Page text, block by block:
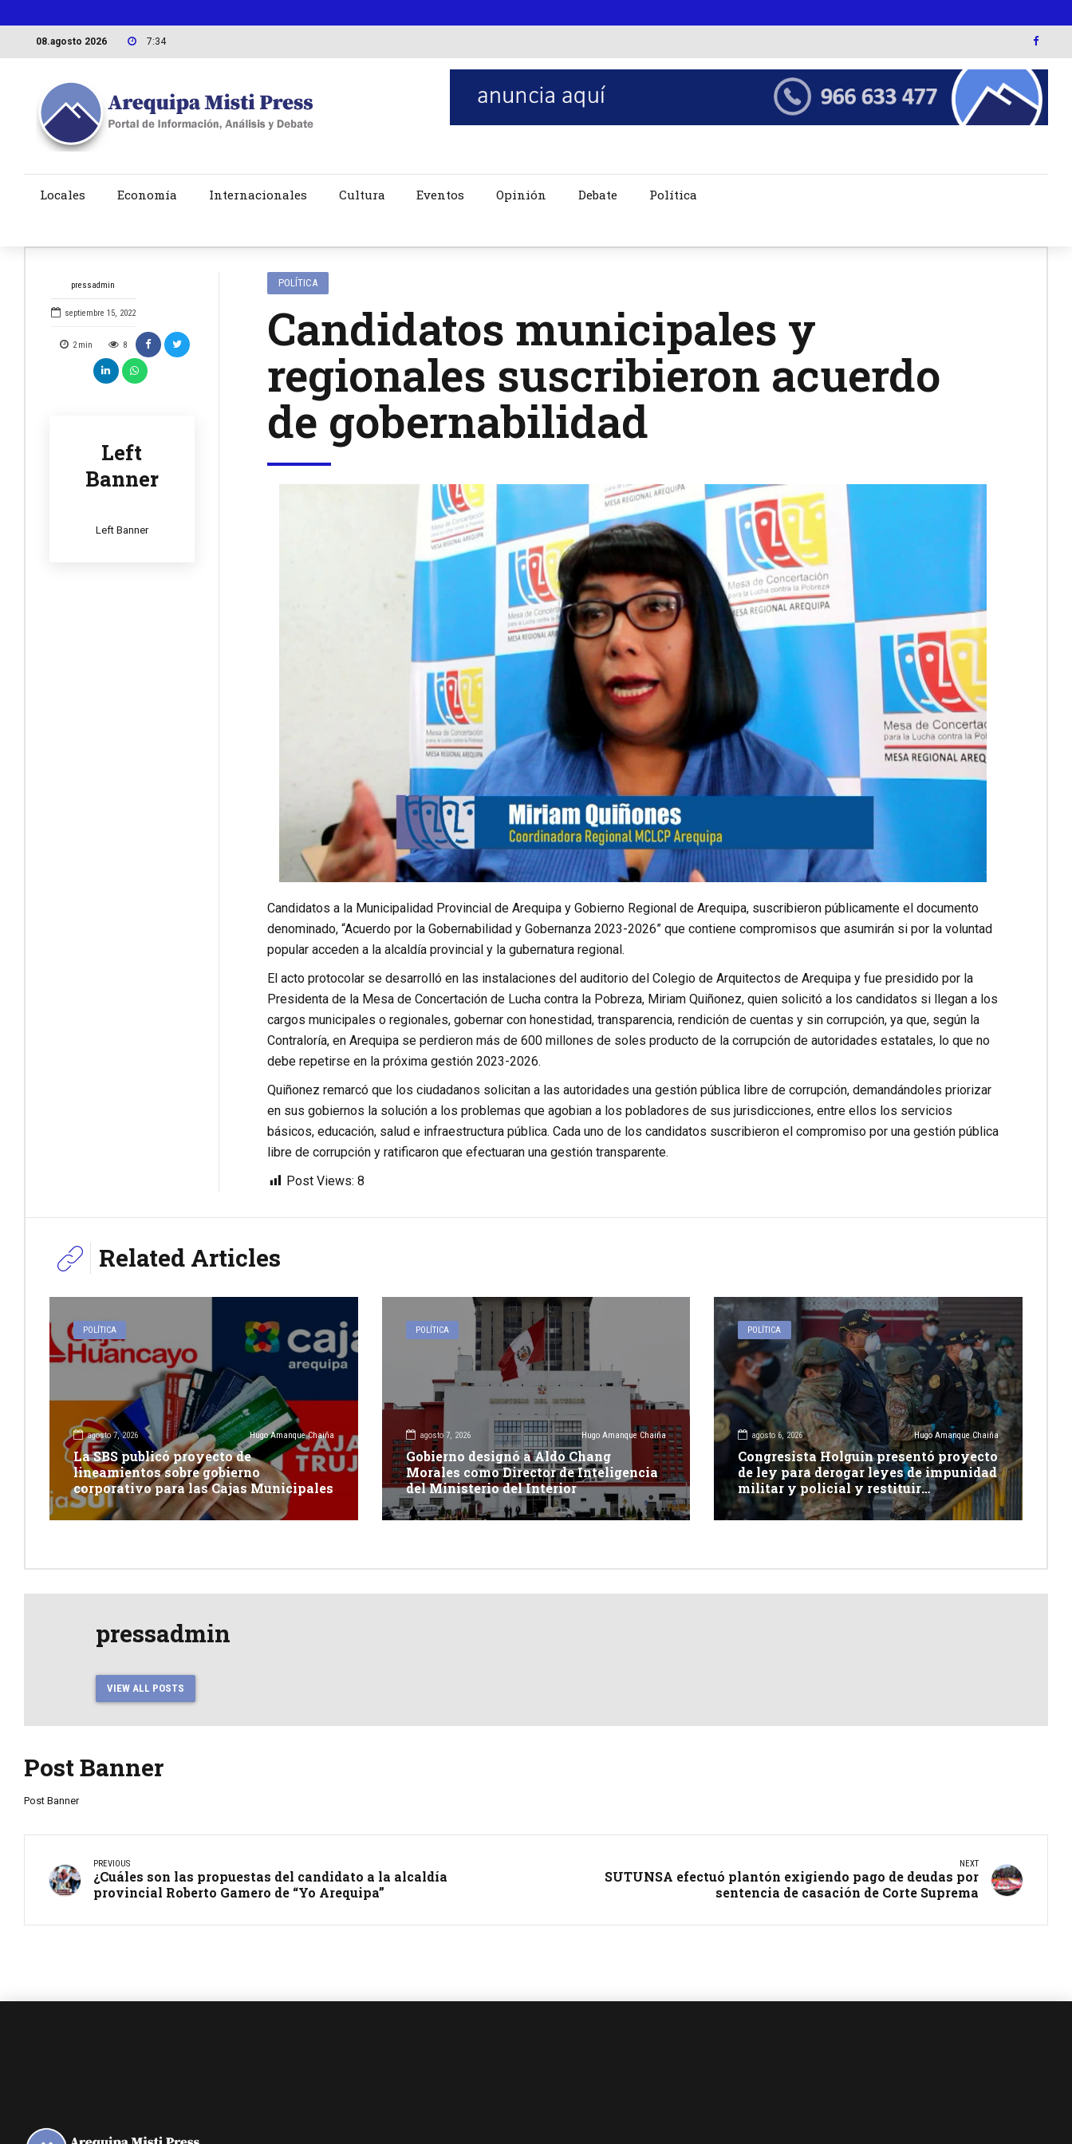
08.agosto 2026 7:34
Locales Economía Internacionales Cultura Eventos Opinión Debate Política
pressadmin
septiembre 15, 2022
2 min 8
Left
Banner
Left Banner
POLÍTICA
Candidatos municipales y
regionales suscribieron acuerdo
de gobernabilidad
Candidatos a la Municipalidad Provincial de Arequipa y Gobierno Regional de Arequipa, suscribieron públicamente el documento
denominado, “Acuerdo por la Gobernabilidad y Gobernanza 2023-2026” que contiene compromisos que asumirán si por la voluntad
popular acceden a la alcaldía provincial y la gubernatura regional.
El acto protocolar se desarrolló en las instalaciones del auditorio del Colegio de Arquitectos de Arequipa y fue presidido por la
Presidenta de la Mesa de Concertación de Lucha contra la Pobreza, Miriam Quiñonez, quien solicitó a los candidatos si llegan a los
cargos municipales o regionales, gobernar con honestidad, transparencia, rendición de cuentas y sin corrupción, ya que, según la
Contraloría, en Arequipa se perdieron más de 600 millones de soles producto de la corrupción de autoridades estatales, lo que no
debe repetirse en la próxima gestión 2023-2026.
Quiñonez remarcó que los ciudadanos solicitan a las autoridades una gestión pública libre de corrupción, demandándoles priorizar
en sus gobiernos la solución a los problemas que agobian a los pobladores de sus jurisdicciones, entre ellos los servicios
básicos, educación, salud e infraestructura pública. Cada uno de los candidatos suscribieron el compromiso por una gestión pública
libre de corrupción y ratificaron que efectuaran una gestión transparente.
Post Views: 8
Related Articles
POLÍTICA
agosto 7, 2026 Hugo Amanque Chaiña
La SBS publicó proyecto de
lineamientos sobre gobierno
corporativo para las Cajas Municipales
POLÍTICA
agosto 7, 2026 Hugo Amanque Chaiña
Gobierno designó a Aldo Chang
Morales como Director de Inteligencia
del Ministerio del Interior
POLÍTICA
agosto 6, 2026 Hugo Amanque Chaiña
Congresista Holguín presentó proyecto
de ley para derogar leyes de impunidad
militar y policial y restituir
competencia de justicia ordinaria
pressadmin
VIEW ALL POSTS
Post Banner
Post Banner
PREVIOUS
¿Cuáles son las propuestas del candidato a la alcaldía
provincial Roberto Gamero de “Yo Arequipa”
NEXT
SUTUNSA efectuó plantón exigiendo pago de deudas por
sentencia de casación de Corte Suprema